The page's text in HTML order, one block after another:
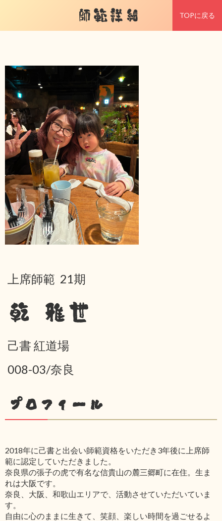
師範詳細 TOPに戻る
上席師範 21期
乾 雅世
己書 紅道場
008-03/奈良
プロフィール
2018年に己書と出会い師範資格をいただき3年後に上席師
範に認定していただきました。
奈良県の張子の虎で有名な信貴山の麓三郷町に在住。生ま
れは大阪です。
奈良、大阪、和歌山エリアで、活動させていただいていま
す。
自由に心のままに生きて、笑顔、楽しい時間を過ごせるよ